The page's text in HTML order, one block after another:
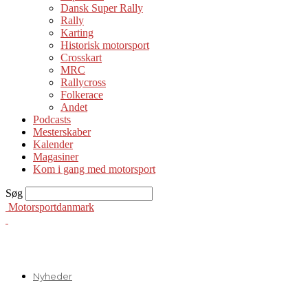
Dansk Super Rally
Rally
Karting
Historisk motorsport
Crosskart
MRC
Rallycross
Folkerace
Andet
Podcasts
Mesterskaber
Kalender
Magasiner
Kom i gang med motorsport
Søg
Motorsportdanmark
Nyheder